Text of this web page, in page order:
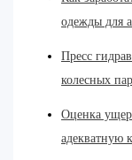
одежды для
Пресс
колесных
Оценка
адекватную